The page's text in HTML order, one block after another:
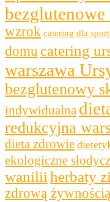
bezglutenowe
wzrok catering dla
domu catering
warszawa
bezglutenowy
indywidualna
redukcyjna
dieta zdrowie
ekologiczne
wanilii herbaty
zdrową żywnością